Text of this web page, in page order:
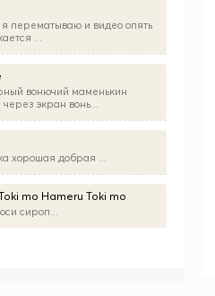
перематываю и видео опять
...
вонючий маменькин
экран вонь...
хорошая добрая ...
mo Hameru Toki mo
сироп...